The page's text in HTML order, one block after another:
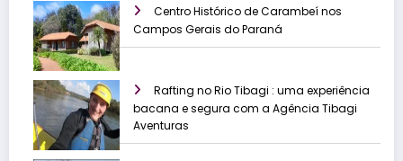
Centro Histórico de Carambeí nos
Campos Gerais do Paraná
Rafting no Rio Tibagi : uma experiência
bacana e segura com a Agência Tibagi
Aventuras